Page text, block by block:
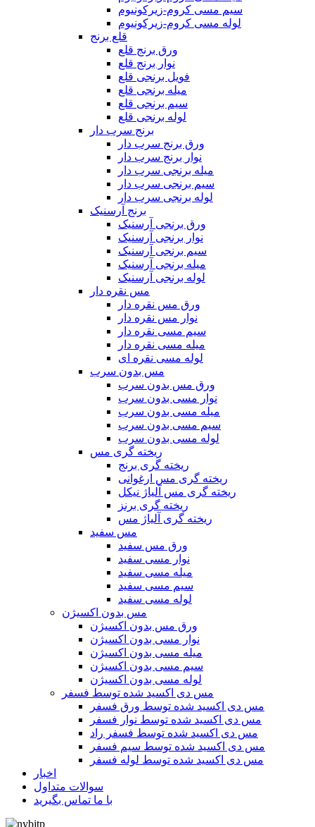
سیم مسی کروم-زیرکونیوم
لوله مسی کروم-زیرکونیوم
قلع برنج
ورق برنج قلع
نوار برنج قلع
فویل برنجی قلع
میله برنجی قلع
سیم برنجی قلع
لوله برنجی قلع
برنج سرب دار
ورق برنج سرب دار
نوار برنج سرب دار
میله برنجی سرب دار
سیم برنجی سرب دار
لوله برنجی سرب دار
برنج آرسنیک
ورق برنجی آرسنیک
نوار برنجی آرسنیک
سیم برنجی آرسنیک
میله برنجی آرسنیک
لوله برنجی آرسنیک
مس نقره دار
ورق مس نقره دار
نوار مس نقره دار
سیم مسی نقره دار
میله مسی نقره دار
لوله مسی نقره ای
مس بدون سرب
ورق مس بدون سرب
نوار مسی بدون سرب
میله مسی بدون سرب
سیم مسی بدون سرب
لوله مسی بدون سرب
ریخته گری مس
ریخته گری برنج
ریخته گری مس ارغوانی
ریخته گری مس آلیاژ نیکل
ریخته گری برنز
ریخته گری آلیاژ مس
مس سفید
ورق مس سفید
نوار مسی سفید
میله مسی سفید
سیم مسی سفید
لوله مسی سفید
مس بدون اکسیژن
ورق مس بدون اکسیژن
نوار مسی بدون اکسیژن
میله مسی بدون اکسیژن
سیم مسی بدون اکسیژن
لوله مسی بدون اکسیژن
مس دی اکسید شده توسط فسفر
مس دی اکسید شده توسط ورق فسفر
مس دی اکسید شده توسط نوار فسفر
مس دی اکسید شده توسط فسفر راد
مس دی اکسید شده توسط سیم فسفر
مس دی اکسید شده توسط لوله فسفر
اخبار
سوالات متداول
با ما تماس بگیرید